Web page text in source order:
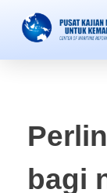
bagi